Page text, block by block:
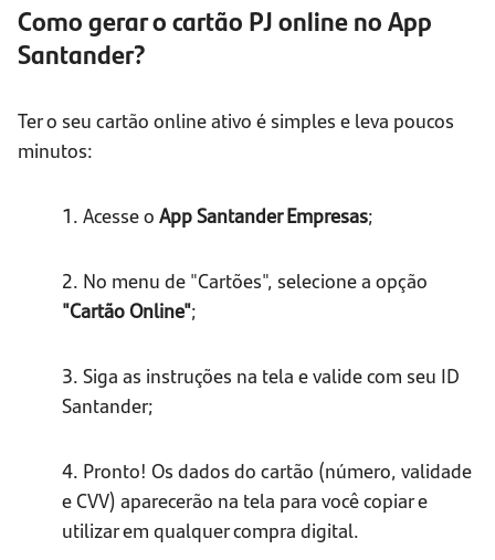
Como gerar o cartão PJ online no App
Santander?
Ter o seu cartão online ativo é simples e leva poucos
minutos:
1. Acesse o App Santander Empresas;
2. No menu de "Cartões", selecione a opção
"Cartão Online";
3. Siga as instruções na tela e valide com seu ID
Santander;
4. Pronto! Os dados do cartão (número, validade
e CVV) aparecerão na tela para você copiar e
utilizar em qualquer compra digital.